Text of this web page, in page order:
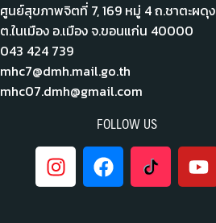
ศูนย์สุขภาพจิตที่ 7,​ 169 หมู่ 4 ถ.ชาตะผดุง
ต.ในเมือง อ.เมือง จ.ขอนแก่น 40000
043 424 739
mhc7@dmh.mail.go.th
mhc07.dmh@gmail.com
FOLLOW US